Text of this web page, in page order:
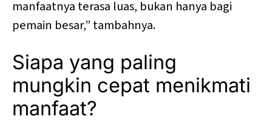
manfaatnya terasa luas, bukan hanya bagi
pemain besar,” tambahnya.
Siapa yang paling
mungkin cepat menikmati
manfaat?